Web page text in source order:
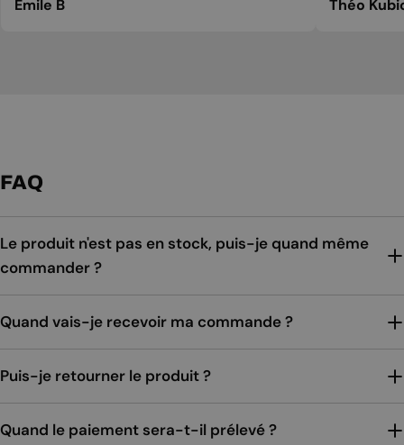
Emile B Théo
FAQ
Le produit n'est pas en stock, puis-je quand même
commander ?
Quand vais-je recevoir ma commande ?
Puis-je retourner le produit ?
Quand le paiement sera-t-il prélevé ?